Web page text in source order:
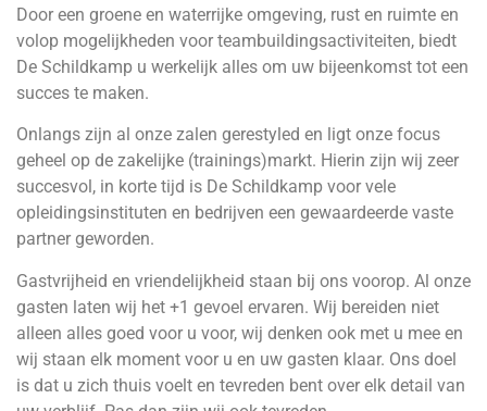
Door een groene en waterrijke omgeving, rust en ruimte en
volop mogelijkheden voor teambuildingsactiviteiten, biedt
De Schildkamp u werkelijk alles om uw bijeenkomst tot een
succes te maken.
Onlangs zijn al onze zalen gerestyled en ligt onze focus
geheel op de zakelijke (trainings)markt. Hierin zijn wij zeer
succesvol, in korte tijd is De Schildkamp voor vele
opleidingsinstituten en bedrijven een gewaardeerde vaste
partner geworden.
Gastvrijheid en vriendelijkheid staan bij ons voorop. Al onze
gasten laten wij het +1 gevoel ervaren. Wij bereiden niet
alleen alles goed voor u voor, wij denken ook met u mee en
wij staan elk moment voor u en uw gasten klaar. Ons doel
is dat u zich thuis voelt en tevreden bent over elk detail van